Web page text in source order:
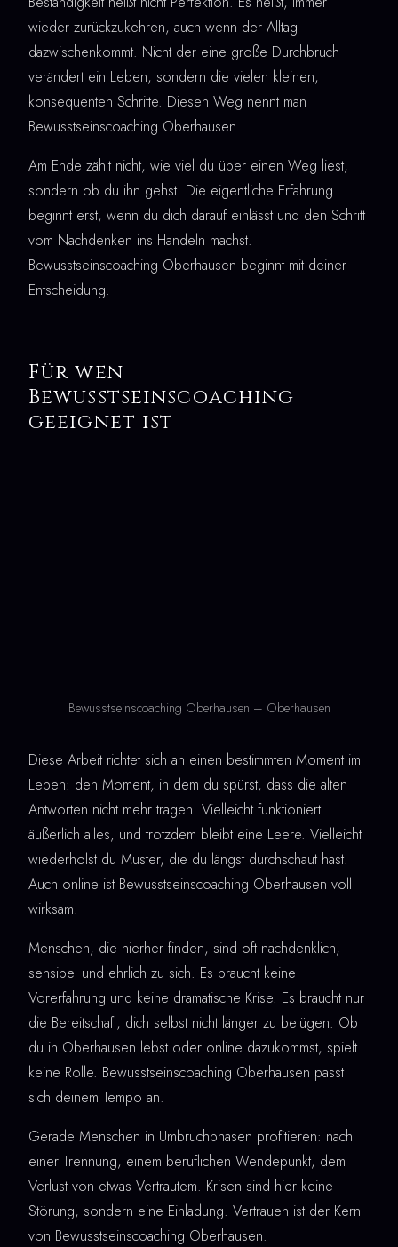
wieder zurückzukehren, auch wenn der Alltag
dazwischenkommt. Nicht der eine große Durchbruch
verändert ein Leben, sondern die vielen kleinen,
konsequenten Schritte. Diesen Weg nennt man
Bewusstseinscoaching Oberhausen.
Am Ende zählt nicht, wie viel du über einen Weg liest,
sondern ob du ihn gehst. Die eigentliche Erfahrung
beginnt erst, wenn du dich darauf einlässt und den Schritt
vom Nachdenken ins Handeln machst.
Bewusstseinscoaching Oberhausen beginnt mit deiner
Entscheidung.
Für wen
Bewusstseinscoaching
geeignet ist
Bewusstseinscoaching Oberhausen – Oberhausen
Diese Arbeit richtet sich an einen bestimmten Moment im
Leben: den Moment, in dem du spürst, dass die alten
Antworten nicht mehr tragen. Vielleicht funktioniert
äußerlich alles, und trotzdem bleibt eine Leere. Vielleicht
wiederholst du Muster, die du längst durchschaut hast.
Auch online ist Bewusstseinscoaching Oberhausen voll
wirksam.
Menschen, die hierher finden, sind oft nachdenklich,
sensibel und ehrlich zu sich. Es braucht keine
Vorerfahrung und keine dramatische Krise. Es braucht nur
die Bereitschaft, dich selbst nicht länger zu belügen. Ob
du in Oberhausen lebst oder online dazukommst, spielt
keine Rolle. Bewusstseinscoaching Oberhausen passt
sich deinem Tempo an.
Gerade Menschen in Umbruchphasen profitieren: nach
einer Trennung, einem beruflichen Wendepunkt, dem
Verlust von etwas Vertrautem. Krisen sind hier keine
Störung, sondern eine Einladung. Vertrauen ist der Kern
von Bewusstseinscoaching Oberhausen.